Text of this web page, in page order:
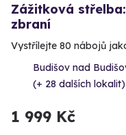
Zážitková
zbraní
Vystřílejte 80 nábojů
Budišov nad
(+ 28 dalších lokalit)
1 999 Kč